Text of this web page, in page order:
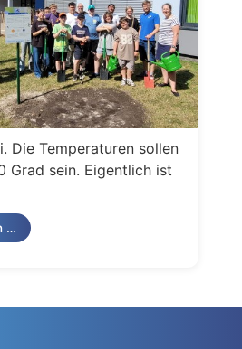
Die Temperaturen sollen
Grad sein. Eigentlich ist
…